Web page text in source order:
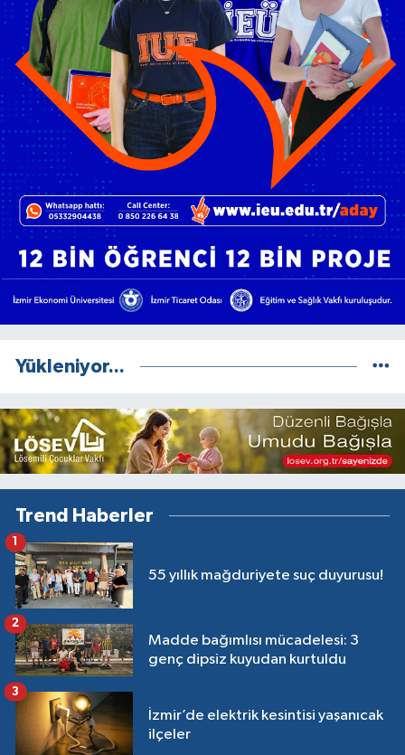
Yükleniyor...
Trend Haberler
55 yıllık mağduriyete suç duyurusu!
1
Madde bağımlısı mücadelesi: 3
genç dipsiz kuyudan kurtuldu
2
İzmir’de elektrik kesintisi yaşanıcak
ilçeler
3